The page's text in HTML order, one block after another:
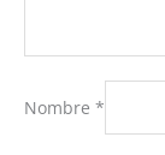
Nombre *